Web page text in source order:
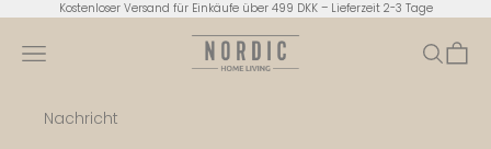
Zum Inhalt springen
Kostenloser Versand für Einkäufe über 499 DKK – Lieferzeit 2-3 Tage
Nordic Home Living
Menü Suchen
Nachricht